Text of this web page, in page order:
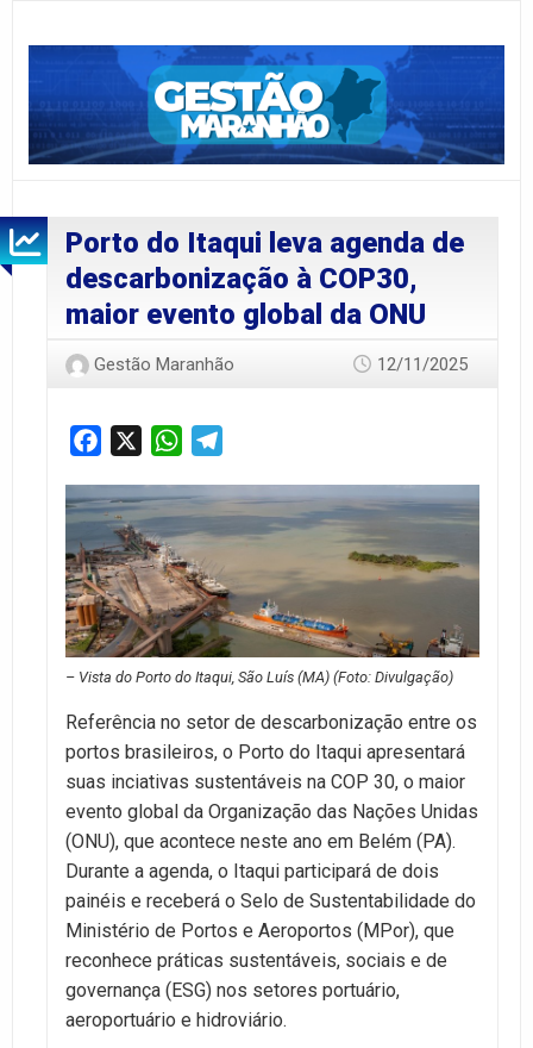
Porto do Itaqui leva agenda de
descarbonização à COP30,
maior evento global da ONU
Gestão Maranhão 12/11/2025
Facebook WhatsApp
– Vista do Porto do Itaqui, São Luís (MA) (Foto: Divulgação)
Referência no setor de descarbonização entre os
portos brasileiros, o Porto do Itaqui apresentará
suas inciativas sustentáveis na COP 30, o maior
evento global da Organização das Nações Unidas
(ONU), que acontece neste ano em Belém (PA).
Durante a agenda, o Itaqui participará de dois
painéis e receberá o Selo de Sustentabilidade do
Ministério de Portos e Aeroportos (MPor), que
reconhece práticas sustentáveis, sociais e de
governança (ESG) nos setores portuário,
aeroportuário e hidroviário.